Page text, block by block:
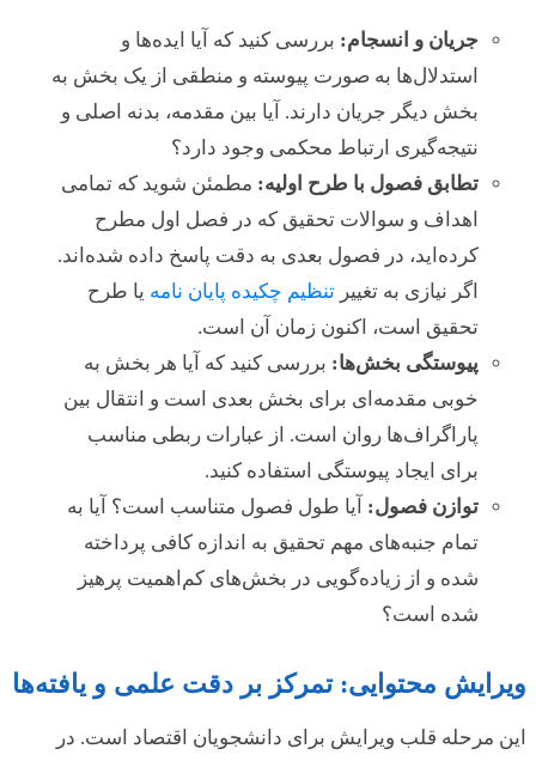
جریان و انسجام: بررسی کنید که آیا ایده‌ها و
استدلال‌ها به صورت پیوسته و منطقی از یک بخش به
بخش دیگر جریان دارند. آیا بین مقدمه، بدنه اصلی و
نتیجه‌گیری ارتباط محکمی وجود دارد؟
تطابق فصول با طرح اولیه: مطمئن شوید که تمامی
اهداف و سوالات تحقیق که در فصل اول مطرح
کرده‌اید، در فصول بعدی به دقت پاسخ داده شده‌اند.
اگر نیازی به تغییر تنظیم چکیده پایان نامه یا طرح
تحقیق است، اکنون زمان آن است.
پیوستگی بخش‌ها: بررسی کنید که آیا هر بخش به
خوبی مقدمه‌ای برای بخش بعدی است و انتقال بین
پاراگراف‌ها روان است. از عبارات ربطی مناسب
برای ایجاد پیوستگی استفاده کنید.
توازن فصول: آیا طول فصول متناسب است؟ آیا به
تمام جنبه‌های مهم تحقیق به اندازه کافی پرداخته
شده و از زیاده‌گویی در بخش‌های کم‌اهمیت پرهیز
شده است؟
ویرایش محتوایی: تمرکز بر دقت علمی و یافته‌ها
این مرحله قلب ویرایش برای دانشجویان اقتصاد است. در